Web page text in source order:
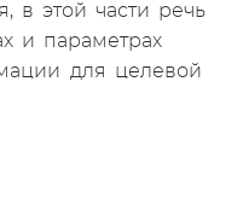
в этой части речь
и параметрах
для целевой